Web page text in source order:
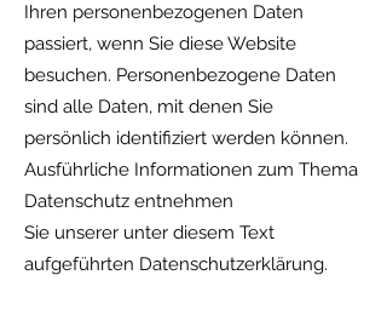
Ihren personenbezogenen Daten
passiert, wenn Sie diese Website
besuchen. Personenbezogene Daten
sind alle Daten, mit denen Sie
persönlich identifiziert werden können.
Ausführliche Informationen zum Thema
Datenschutz entnehmen
Sie unserer unter diesem Text
aufgeführten Datenschutzerklärung.